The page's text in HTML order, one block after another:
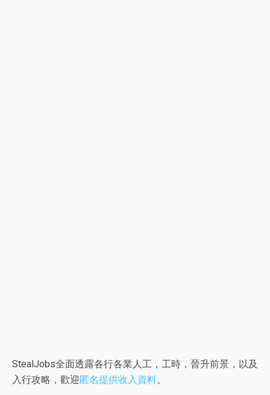
StealJobs全面透露各行各業人工，工時，晉升前景，以及
入行攻略，歡迎 匿名提供收入資料。